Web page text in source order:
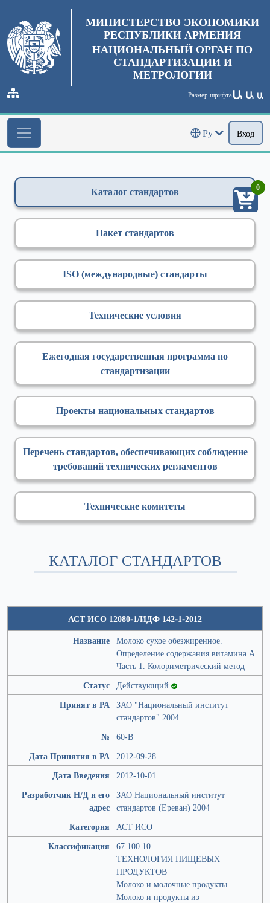
МИНИСТЕРСТВО ЭКОНОМИКИ
РЕСПУБЛИКИ АРМЕНИЯ
НАЦИОНАЛЬНЫЙ ОРГАН ПО
СТАНДАРТИЗАЦИИ И
МЕТРОЛОГИИ
Размер шрифтаԱ Ա Ա
Ру Вход
Каталог стандартов
Пакет стандартов
ISO (международные) стандарты
Технические условия
Ежегодная государственная программа по
стандартизации
Проекты национальных стандартов
Перечень стандартов, обеспечивающих соблюдение
требований технических регламентов
Технические комитеты
КАТАЛОГ СТАНДАРТОВ
АСТ ИСО 12080-1/ИДФ 142-1-2012
Название Молоко сухое обезжиренное.
Определение содержания витамина A.
Часть 1. Колориметрический метод
Статус Действующий
Принят в РА ЗАО "Национальный институт
стандартов" 2004
№
60-В
Дата Принятия в РА 2012-09-28
Дата Введения
2012-10-01
Разработчик Н/Д и его
адрес
ЗАО Национальный институт
стандартов (Ереван) 2004
Категория
АСТ ИСО
Классификация
67.100.10
ТЕХНОЛОГИЯ ПИЩЕВЫХ
ПРОДУКТОВ
Молоко и молочные продукты
Молоко и продукты из
0